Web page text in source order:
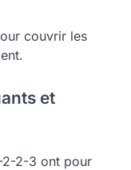
couvrir les
et
2-2-3 ont pour